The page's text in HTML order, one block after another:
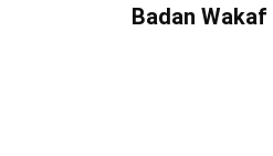
Badan Wakaf